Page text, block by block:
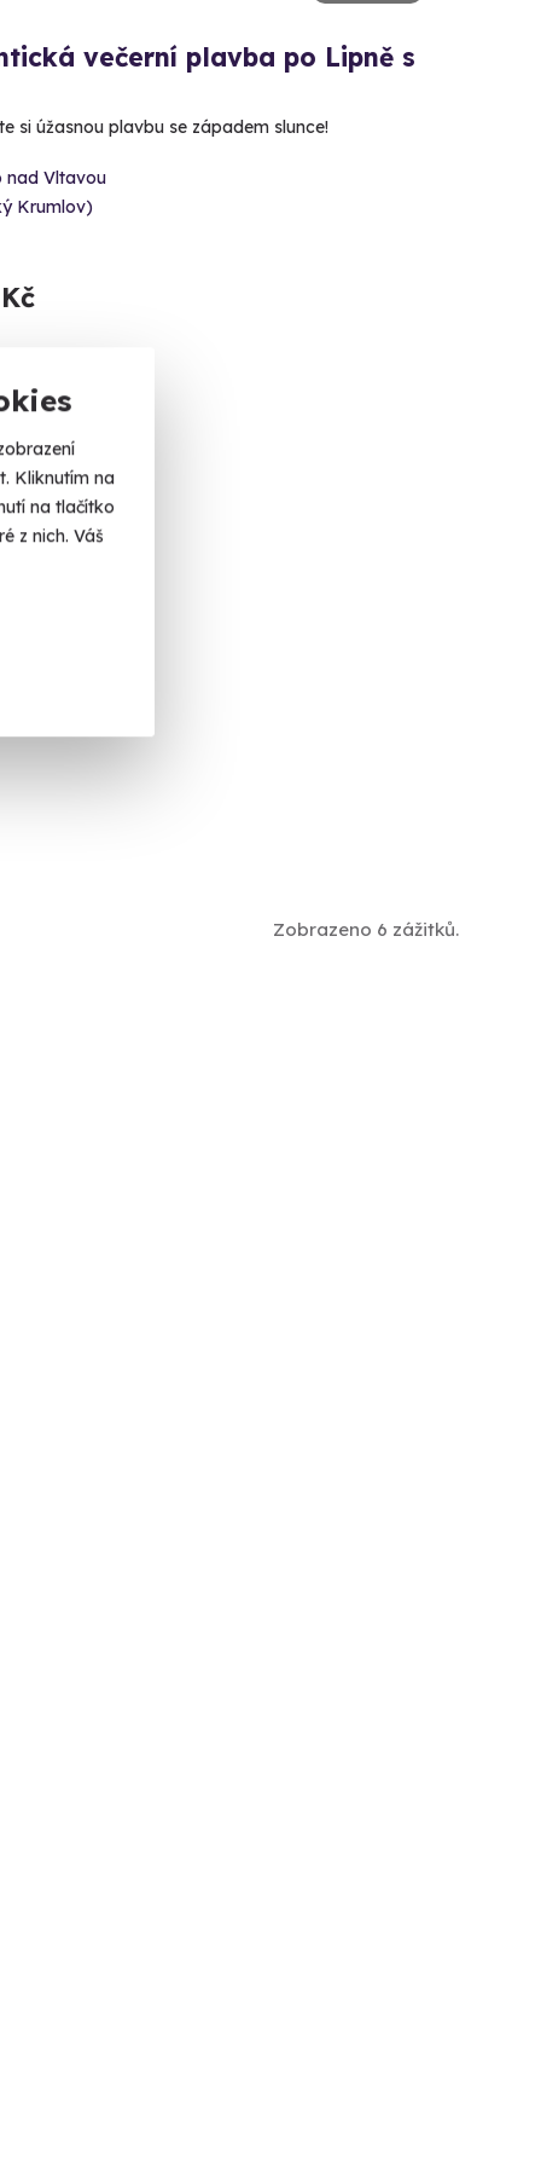
Kliknutím na
na tlačítko
z nich. Váš
večerní plavba po Lipně s
si úžasnou plavbu se západem slunce!
nad Vltavou
Krumlov)
Zobrazeno 6 zážitků.